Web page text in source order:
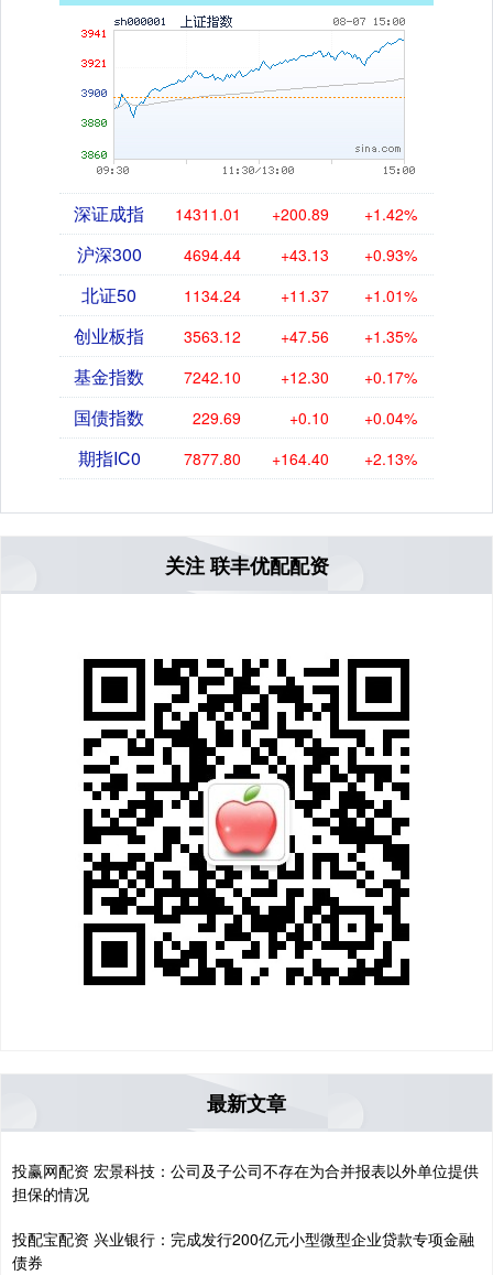
深证成指 14311.01 +200.89 +1.42%
沪深300 4694.44 +43.13 +0.93%
北证50 1134.24 +11.37 +1.01%
创业板指 3563.12 +47.56 +1.35%
基金指数 7242.10 +12.30 +0.17%
国债指数 229.69 +0.10 +0.04%
期指IC0 7877.80 +164.40 +2.13%
关注 联丰优配配资
最新文章
投赢网配资 宏景科技：公司及子公司不存在为合并报表以外单位提供
担保的情况
投配宝配资 兴业银行：完成发行200亿元小型微型企业贷款专项金融
债券